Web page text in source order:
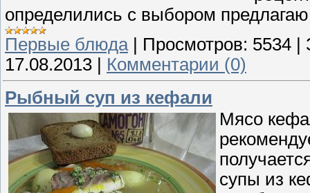
определились с выбором
Первые блюда| Просмотров: 5534
17.08.2013
Комментарии (0)
Рыбный суп из кефали
Мясо
супы из